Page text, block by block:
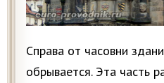
Справа от часовни
обрывается. Эта часть